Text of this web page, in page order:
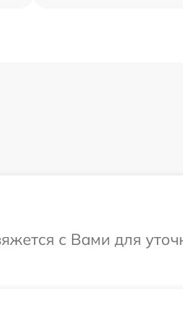
с Вами для